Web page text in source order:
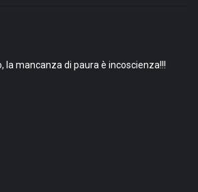
la mancanza di paura è incoscienza!!!